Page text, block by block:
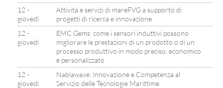
12 -
giovedì
Attività e servizi di mareFVG a supporto di
progetti di ricerca e innovazione
12 -
giovedì
EMC Gems: come i sensori induttivi possono
migliorare le prestazioni di un prodotto o di un
processo produttivo in modo preciso, economico
e personalizzato
12 -
giovedì
Nablawave: Innovazione e Competenza al
Servizio delle Tecnologie Marittime